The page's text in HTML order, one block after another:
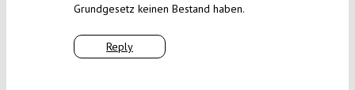
Reply
Grundgesetz keinen Bestand haben.